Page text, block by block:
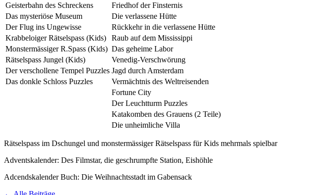
Geisterbahn des Schreckens
Friedhof der Finsternis
Das mysteriöse Museum
Die verlassene Hütte
Der Flug ins Ungewisse
Rückkehr in die verlassene Hütte
Krabbeloiger Rätselspass (Kids)
Raub auf dem Mississippi
Monstermässiger R.Spass (Kids) Das geheime Labor
Rätselspass Jungel (Kids)
Venedig-Verschwörung
Der verschollene Tempel Puzzles Jagd durch Amsterdam
Das donkle Schloss Puzzles
Vermächtnis des Weltreisenden
Fortune City
Der Leuchtturm Puzzles
Katakomben des Grauens (2 Teile)
Die unheimliche Villa
Rätselspass im Dschungel und monstermässiger Rätselspass für Kids mehrmals spielbar
Adventskalender: Des Filmstar, die geschrumpfte Station, Eishöhle
Adcendskalender Buch: Die Weihnachtsstadt im Gabensack